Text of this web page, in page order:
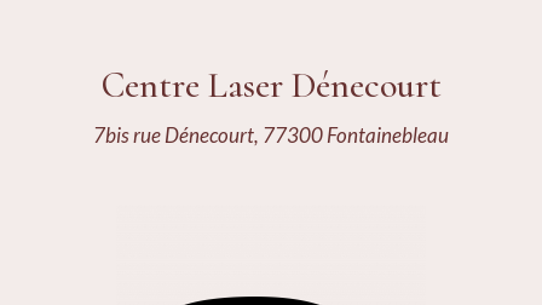
Centre Laser Dénecourt
7bis rue Dénecourt, 77300 Fontainebleau